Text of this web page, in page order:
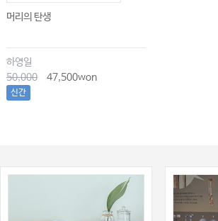
머리의 탄생
하영일
50,000
47,500won
신간